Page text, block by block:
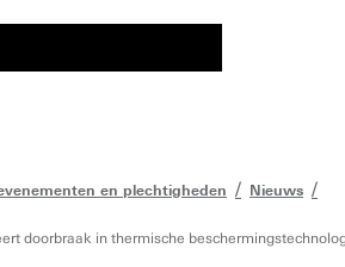
en plechtigheden Nieuws
doorbraak in thermische